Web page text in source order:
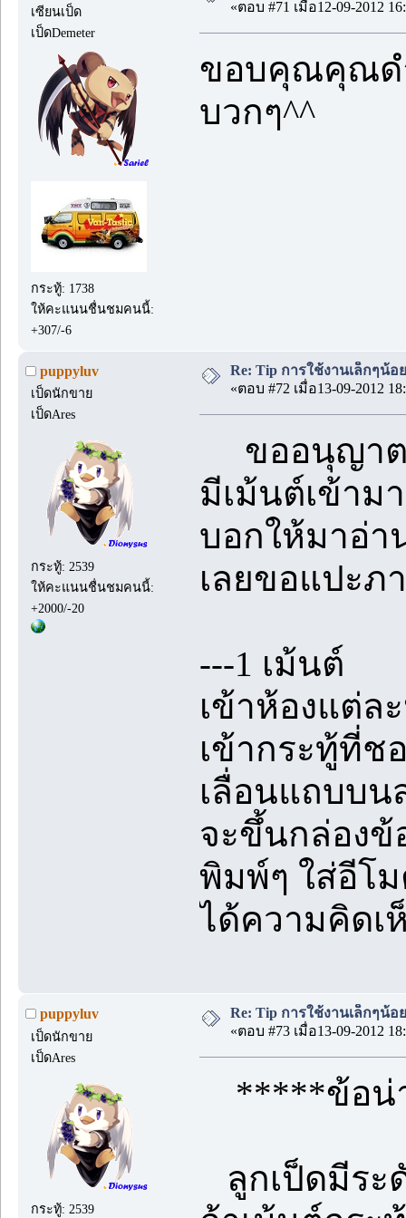
เซียนเป็ด
เป็ดDemeter
กระทู้: 1738
ให้คะแนนชื่นชมคนนี้:
+307/-6
«ตอบ #71 เมื่อ12-09-2012
ขอบคุณคุณด
บวกๆ^^
puppyluv
เป็ดนักขาย
เป็ดAres
กระทู้: 2539
ให้คะแนนชื่นชมคนนี้:
+2000/-20
Re: Tip การใช้งานเล็กๆน้อ
«ตอบ #72 เมื่อ13-09-2012
ขออนุญาต
มีเม้นต์เข้าม
บอกให้มาอ่า
เลยขอแปะภ
---1 เม้นต์
เข้าห้องแต่ล
เข้ากระทู้ที่ช
เลื่อนแถบบน
จะขึ้นกล่องข้
พิมพ์ๆ ใส่อีโ
ได้ความคิดเ
puppyluv
เป็ดนักขาย
เป็ดAres
กระทู้: 2539
Re: Tip การใช้งานเล็กๆน้อ
«ตอบ #73 เมื่อ13-09-2012
*****ข้อน่า
ลูกเป็ดมีระ